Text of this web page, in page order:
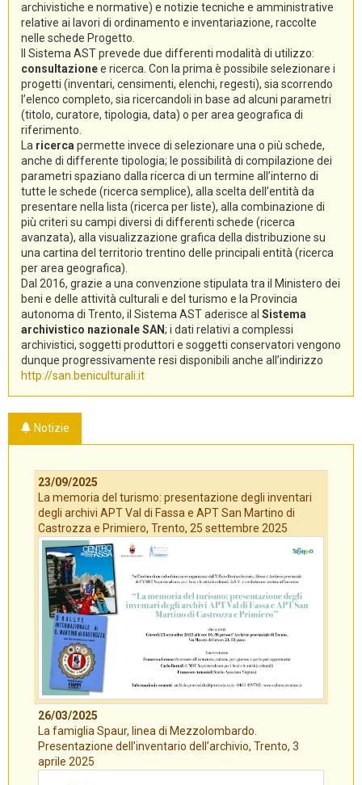
archivistiche e normative) e notizie tecniche e amministrative
relative ai lavori di ordinamento e inventariazione, raccolte
nelle schede Progetto.
Il Sistema AST prevede due differenti modalità di utilizzo:
consultazionee ricerca. Con la prima è possibile selezionare i
progetti (inventari, censimenti, elenchi, regesti), sia scorrendo
l’elenco completo, sia ricercandoli in base ad alcuni parametri
(titolo, curatore, tipologia, data) o per area geografica di
riferimento.
La ricerca permette invece di selezionare una o più schede,
anche di differente tipologia; le possibilità di compilazione dei
parametri spaziano dalla ricerca di un termine all’interno di
tutte le schede (ricerca semplice), alla scelta dell’entità da
presentare nella lista (ricerca per liste), alla combinazione di
più criteri su campi diversi di differenti schede (ricerca
avanzata), alla visualizzazione grafica della distribuzione su
una cartina del territorio trentino delle principali entità (ricerca
per area geografica).
Dal 2016, grazie a una convenzione stipulata tra il Ministero dei
beni e delle attività culturali e del turismo e la Provincia
autonoma di Trento, il Sistema AST aderisce al Sistema
archivistico nazionale SAN; i dati relativi a complessi
archivistici, soggetti produttori e soggetti conservatori vengono
dunque progressivamente resi disponibili anche all’indirizzo
http://san.beniculturali.it
Notizie
23/09/2025
La memoria del turismo: presentazione degli inventari
degli archivi APT Val di Fassa e APT San Martino di
Castrozza e Primiero, Trento, 25 settembre 2025
26/03/2025
La famiglia Spaur, linea di Mezzolombardo.
Presentazione dell’inventario dell’archivio, Trento, 3
aprile 2025